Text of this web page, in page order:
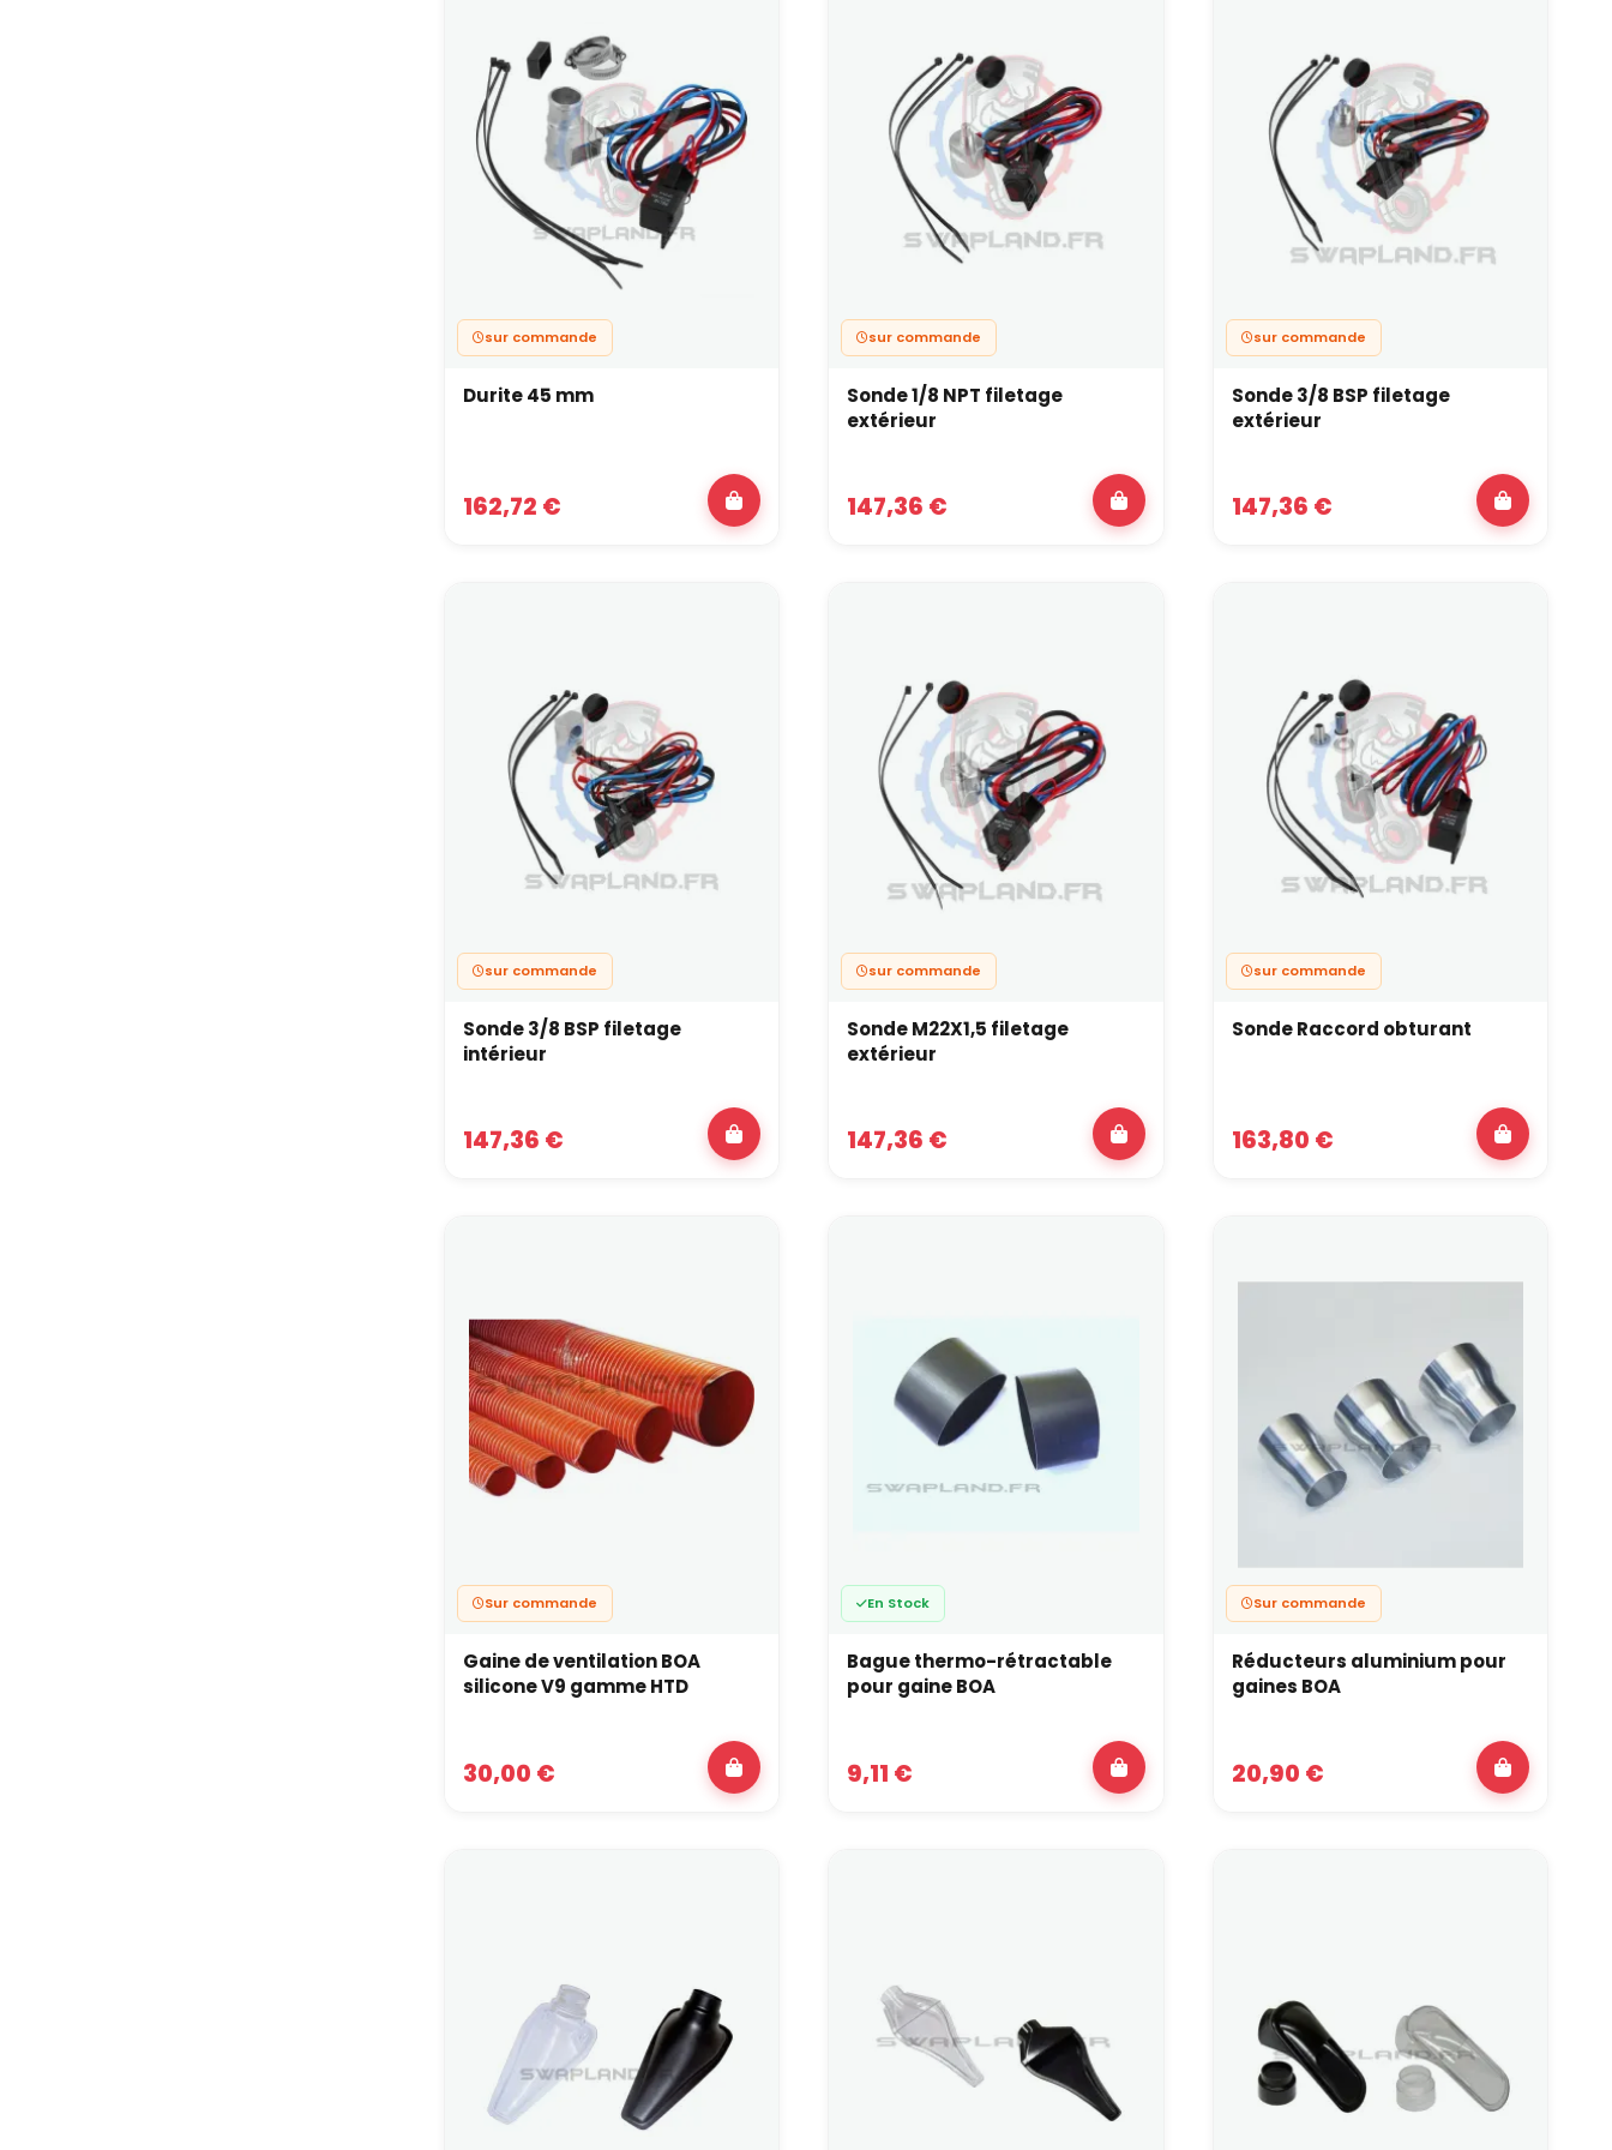
de ventilation veillent à ce que ce débit ne soit pas perturbé par des remontées de vapeurs ou une surpression dans le
carter.
L’ensemble forme un système qui respire mieux, reste plus propre et travaille dans des conditions plus stables, même
lorsque la préparation devient ambitieuse.
Une ventilation moteur au niveau de la préparation
Des accessoires de ventilation bien choisis apportent un vrai plus sur un moteur préparé. Ils participent à la fiabilité, à la
propreté de l’admission et à la régularité du comportement, sans modifier le caractère de la voiture.
En traitant la ventilation moteur avec le même sérieux que le filtre à air, l’admission ou l’échappement, il devient possible
de tirer le meilleur d’une préparation, tout en préservant la mécanique sur la durée.
sur commande
Durite 45 mm
162,72 €
sur commande
Sonde 1/8 NPT filetage
extérieur
147,36 €
sur commande
Sonde 3/8 BSP filetage
extérieur
147,36 €
sur commande
Sonde 3/8 BSP filetage
intérieur
147,36 €
sur commande
Sonde M22X1,5 filetage
extérieur
147,36 €
sur commande
Sonde Raccord obturant
163,80 €
Sur commande
Gaine de ventilation BOA
silicone V9 gamme HTD
30,00 €
En Stock
Bague thermo-rétractable
pour gaine BOA
9,11 €
Sur commande
Réducteurs aluminium pour
gaines BOA
20,90 €